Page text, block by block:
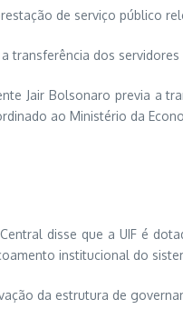
de serviço público
transferência dos
Jair Bolsonaro previa a
ao Ministério da
disse que a UIF é
institucional do
da estrutura de